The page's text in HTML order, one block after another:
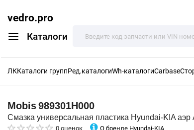
vedro.pro
Каталоги
ЛККаталоги группРед.каталогиWh-каталогиCarbase
Mobis989301H000
Смазка универсальная пластика Hyundai-KIA
0 оценок О бренде Hyundai-KIA